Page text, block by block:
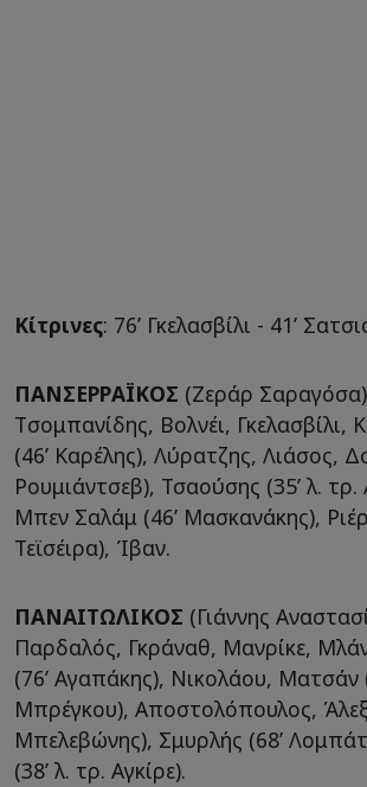
Κίτρινες: 76’ Γκελασβίλι - 41’
ΠΑΝΣΕΡΡΑΪΚΟΣ (Ζεράρ
Tσομπανίδης, Βολνέι, Γκελασβίλι,
(46’ Καρέλης), Λύρατζης, Λιάσος,
Ρουμιάντσεβ), Τσαούσης (35’ λ.
Μπεν Σαλάμ (46’ Μασκανάκης),
Τεϊσέιρα), Ίβαν.
ΠΑΝΑΙΤΩΛΙΚΟΣ (Γιάννης
Παρδαλός, Γκράναθ, Μανρίκε,
(76’ Aγαπάκης), Νικολάου, Ματσάν
Μπρέγκου), Αποστολόπουλος,
Μπελεβώνης), Σμυρλής (68’
(38’ λ. τρ. Αγκίρε).